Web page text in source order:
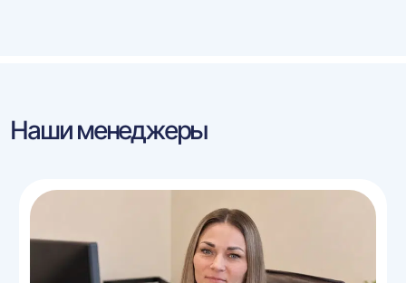
Наши менеджеры